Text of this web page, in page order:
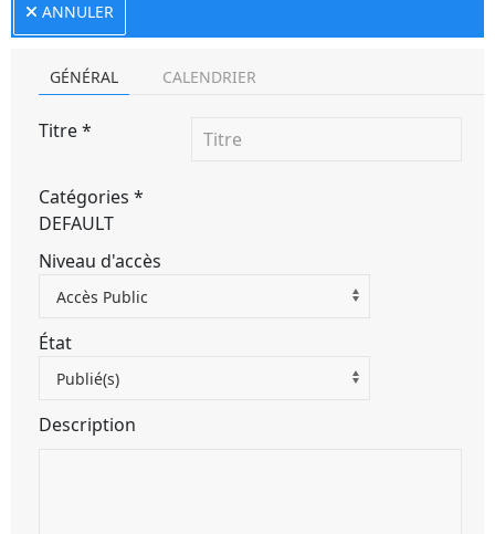
ANNULER
GÉNÉRAL CALENDRIER
Titre*
Catégories *
DEFAULT
Niveau d'accès
Accès Public
État
Publié(s)
Description